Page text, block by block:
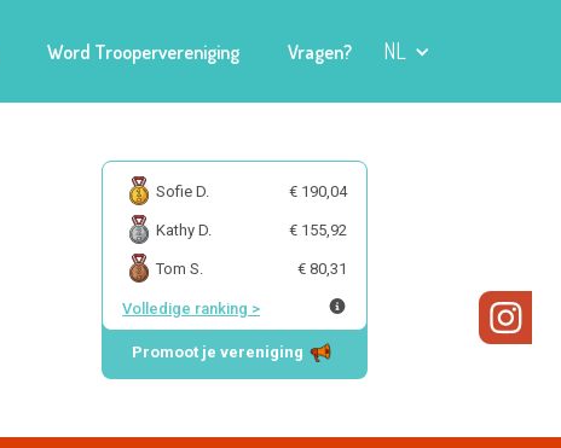
Word Troopervereniging Vragen? NL
Sofie D. € 190,04
Kathy D. € 155,92
Tom S. € 80,31
Volledige ranking >
Promoot je vereniging